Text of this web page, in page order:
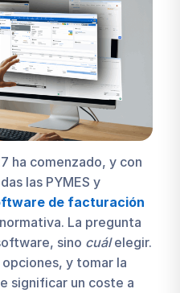
ha comenzado, y con
las PYMES y
de facturación
La pregunta
sino cuálelegir.
y tomar la
significar un coste a